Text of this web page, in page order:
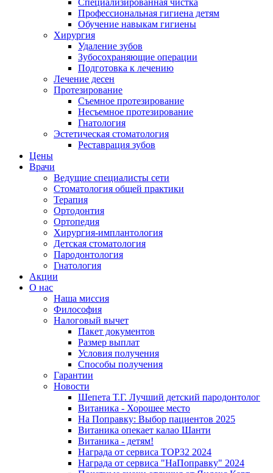
Специализированная чистка
Профессиональная гигиена детям
Обучение навыкам гигиены
Хирургия
Удаление зубов
Зубосохраняющие операции
Подготовка к лечению
Лечение десен
Протезирование
Съемное протезирование
Несъемное протезирование
Гнатология
Эстетическая стоматология
Реставрация зубов
Цены
Врачи
Ведущие специалисты сети
Стоматология общей практики
Терапия
Ортодонтия
Ортопедия
Хирургия-имплантология
Детская стоматология
Пародонтология
Гнатология
Акции
О нас
Наша миссия
Философия
Налоговый вычет
Пакет документов
Размер выплат
Условия получения
Способы получения
Гарантии
Новости
Шепета Т.Г. Лучший детский пародонтолог
Витаника - Хорошее место
На Поправку: Выбор пациентов 2025
Витаника опекает калао Шанти
Витаника - детям!
Награда от сервиса TOP32 2024
Награда от сервиса "НаПоправку" 2024